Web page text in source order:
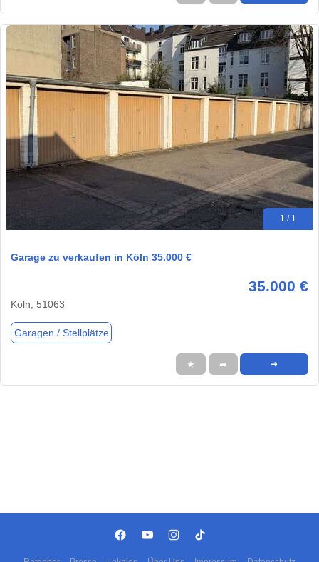
1 / 1
Garage zu verkaufen in Köln 35.000 €
35.000 €
Köln, 51063
Garagen / Stellplätze
★ ➦ ➜